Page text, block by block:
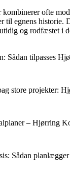
kombinerer ofte
til egnens historie.
og rodfæstet i
Sådan tilpasses
store projekter:
– Hjørring
Sådan